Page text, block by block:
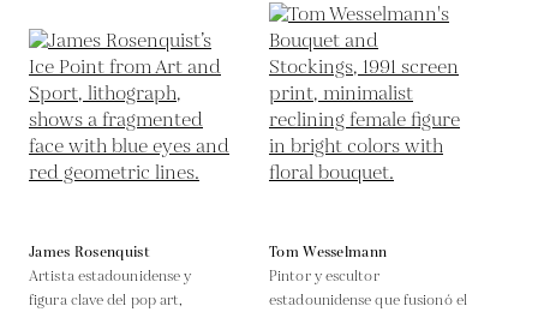
James Rosenquist
Artista estadounidense y
figura clave del pop art,
Tom Wesselmann
Pintor y escultor
estadounidense que fusionó el